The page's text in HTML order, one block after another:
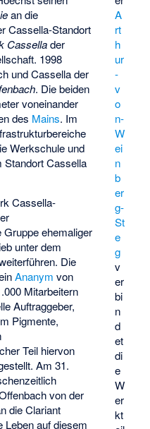
A
rt
h
ur
-
v
o
n-
W
ei
n
b
er
g-
St
e
g
v
er
bi
n
d
et
di
e
W
er
kt
an die
Cassella-Standort
Cassellader
1998
und Cassella der
. Die beiden
voneinander
des Mains. Im
Werkschule und
Standort Cassella
Cassella-
Gruppe ehemaliger
unter dem
Die
Ananym von
Mitarbeitern
Auftraggeber,
Pigmente,
Teil hiervon
Am 31.
von der
die Clariant
Leben auf diesem